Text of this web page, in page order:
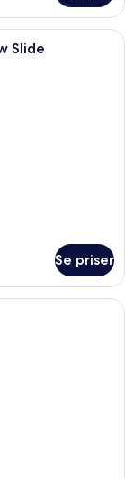
Homestay Near
Slide
Se priser
med en